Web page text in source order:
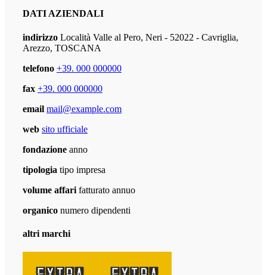
DATI AZIENDALI
indirizzo Località Valle al Pero, Neri - 52022 - Cavriglia,
Arezzo, TOSCANA
telefono +39. 000 000000
fax +39. 000 000000
email mail@example.com
web sito ufficiale
fondazione anno
tipologia tipo impresa
volume affari fatturato annuo
organico numero dipendenti
altri marchi